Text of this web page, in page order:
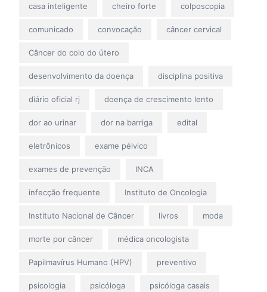
casa inteligente cheiro forte colposcopia
comunicado convocação câncer cervical
Câncer do colo do útero
desenvolvimento da doença disciplina positiva
diário oficial rj doença de crescimento lento
dor ao urinar dor na barriga edital
eletrônicos exame pélvico
exames de prevenção INCA
infecção frequente Instituto de Oncologia
Instituto Nacional de Câncer livros moda
morte por câncer médica oncologista
Papilmavírus Humano (HPV) preventivo
psicologia psicóloga psicóloga casais